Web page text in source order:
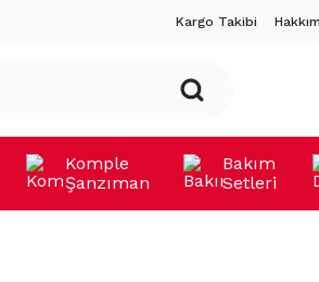
Kargo Takibi
Komple
Şanzıman
Bakım
Setleri